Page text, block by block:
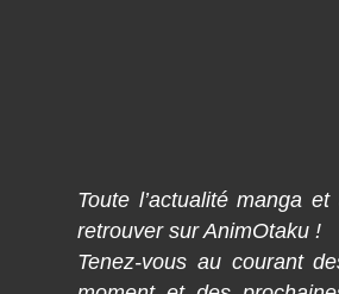
Toute l’actualité manga
retrouver sur AnimOtaku !
Tenez-vous au courant